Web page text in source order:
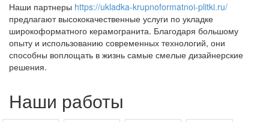
Наши партнеры https://ukladka-krupnoformatnoi-plitki.ru/
предлагают высококачественные услуги по укладке
широкоформатного керамогранита. Благодаря большому
опыту и использованию современных технологий, они
способны воплощать в жизнь самые смелые дизайнерские
решения.
Наши работы